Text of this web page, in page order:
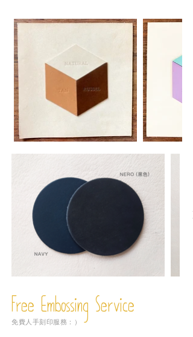
Free Embossing Service
免費人手刻印服務：）